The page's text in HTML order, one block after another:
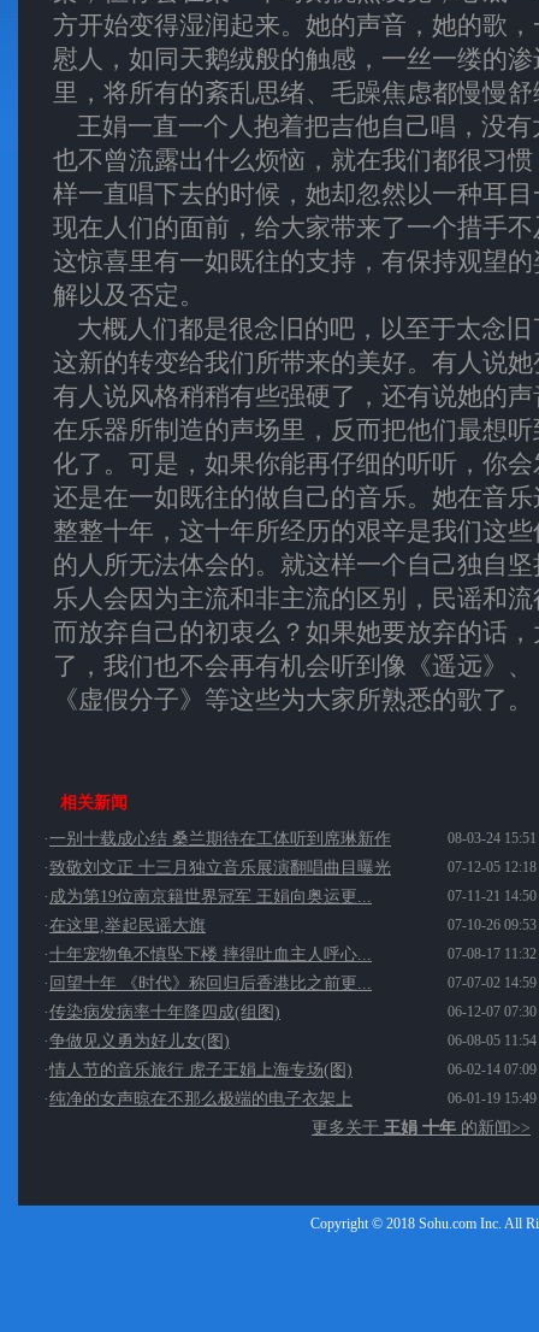
方开始变得湿润起来。她的声音，她的歌
慰人，如同天鹅绒般的触感，一丝一缕的
里，将所有的紊乱思绪、毛躁焦虑都慢慢
王娟一直一个人抱着把吉他自己唱，没有
也不曾流露出什么烦恼，就在我们都很习
样一直唱下去的时候，她却忽然以一种耳
现在人们的面前，给大家带来了一个措手
这惊喜里有一如既往的支持，有保持观望
解以及否定。
大概人们都是很念旧的吧，以至于太念旧
这新的转变给我们所带来的美好。有人说
有人说风格稍稍有些强硬了，还有说她的
在乐器所制造的声场里，反而把他们最想
化了。可是，如果你能再仔细的听听，你
还是在一如既往的做自己的音乐。她在音
整整十年，这十年所经历的艰辛是我们这
的人所无法体会的。就这样一个自己独自
乐人会因为主流和非主流的区别，民谣和
而放弃自己的初衷么？如果她要放弃的话
了，我们也不会再有机会听到像《遥远》
《虚假分子》等这些为大家所熟悉的歌了。
相关新闻
08-03-24 15:51
·一别十载成心结 桑兰期待在工体听到席琳新作
07-12-05 12:18
·致敬刘文正 十三月独立音乐展演翻唱曲目曝光
07-11-21 14:50
· 成为第19位南京籍世界冠军 王娟向奥运更...
07-10-26 09:53
·在这里,举起民谣大旗
07-08-17 11:32
·十年宠物龟不慎坠下楼 摔得吐血主人呼心...
07-07-02 14:59
· 回望十年 《时代》称回归后香港比之前更...
06-12-07 07:30
·传染病发病率十年降四成(组图)
06-08-05 11:54
·争做见义勇为好儿女(图)
06-02-14 07:09
·情人节的音乐旅行 虎子王娟上海专场(图)
06-01-19 15:49
·纯净的女声晾在不那么极端的电子衣架上
更多关于 王娟 十年 的新闻>>
Copyright © 2018 Sohu.com Inc. All